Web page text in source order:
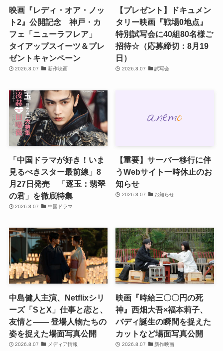
映画『レディ・オア・ノッ
ト2』公開記念 神戸・カ
フェ「ニューラフレア」
タイアップスイーツ＆プレ
ゼントキャンペーン
2026.8.07 新作映画
【プレゼント】ドキュメン
タリー映画『戦場0地点』
特別試写会に40組80名様ご
招待☆（応募締切：8月19
日）
2026.8.07 試写会
「中国ドラマが好き！いま
見るべきスター最前線」8
月27日発売 「逐玉：翡翠
の君」を徹底特集
2026.8.07 中国ドラマ
【重要】サーバー移行に伴
うWebサイト一時休止のお
知らせ
2026.8.07 お知らせ
中島健人主演、Netflixシリ
ーズ「SとX」仕事と恋と、
友情と―― 登場人物たちの
姿を捉えた場面写真公開
2026.8.07 メディア情報
映画『時給三〇〇円の死
神』西畑大吾×福本莉子、
バディ誕生の瞬間を捉えた
カットなど場面写真公開
2026.8.07 新作映画